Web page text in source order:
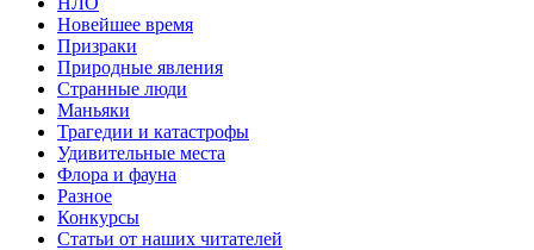
Новейшее время
Призраки
Природные явления
Странные люди
Маньяки
Трагедии и катастрофы
Удивительные места
Флора и фауна
Разное
Конкурсы
Статьи от наших читателей